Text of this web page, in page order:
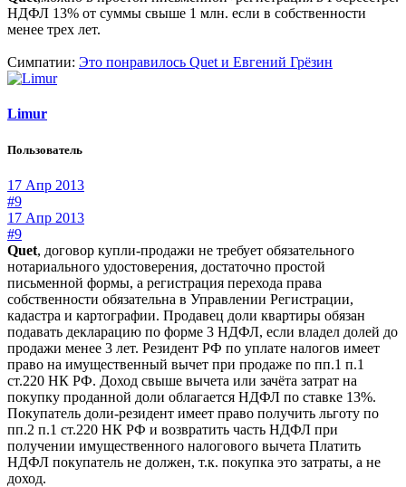
НДФЛ 13% от суммы свыше 1 млн. если в собственности
менее трех лет.
Симпатии: Это понравилось Quet и Евгений Грёзин
Limur
Пользователь
17 Апр 2013
#9
17 Апр 2013
#9
Quet, договор купли-продажи не требует обязательного
нотариального удостоверения, достаточно простой
письменной формы, а регистрация перехода права
собственности обязательна в Управлении Регистрации,
кадастра и картографии. Продавец доли квартиры обязан
подавать декларацию по форме 3 НДФЛ, если владел долей до
продажи менее 3 лет. Резидент РФ по уплате налогов имеет
право на имущественный вычет при продаже по пп.1 п.1
ст.220 НК РФ. Доход свыше вычета или зачёта затрат на
покупку проданной доли облагается НДФЛ по ставке 13%.
Покупатель доли-резидент имеет право получить льготу по
пп.2 п.1 ст.220 НК РФ и возвратить часть НДФЛ при
получении имущественного налогового вычета Платить
НДФЛ покупатель не должен, т.к. покупка это затраты, а не
доход.